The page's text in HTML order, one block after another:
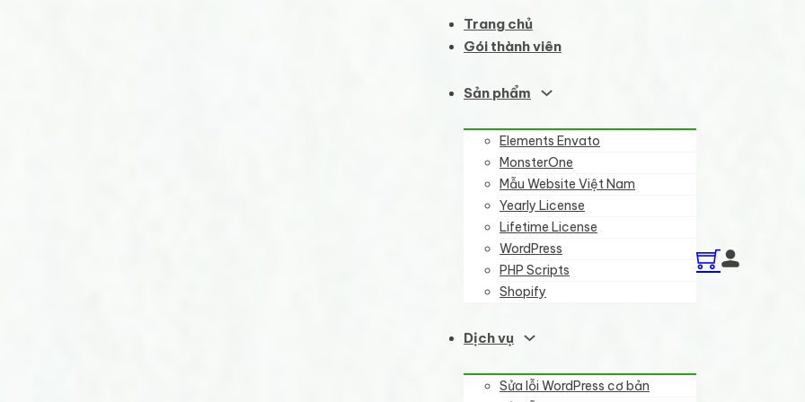
Trang chủ
Gói thành viên
Sản phẩm
Elements Envato
MonsterOne
Mẫu Website Việt Nam
Yearly License
Lifetime License
WordPress
PHP Scripts
Shopify
Dịch vụ
Sửa lỗi WordPress cơ bản